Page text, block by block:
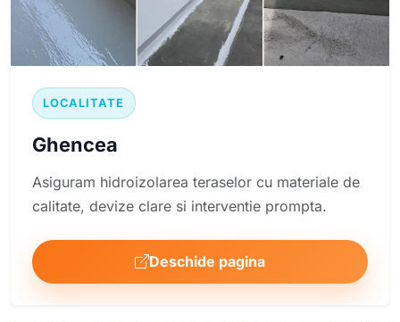
LOCALITATE
Ghencea
Asiguram hidroizolarea teraselor cu materiale de
calitate, devize clare si interventie prompta.
Deschide pagina